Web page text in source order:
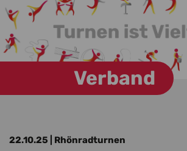
Verband
22.10.25 | Rhönradturnen